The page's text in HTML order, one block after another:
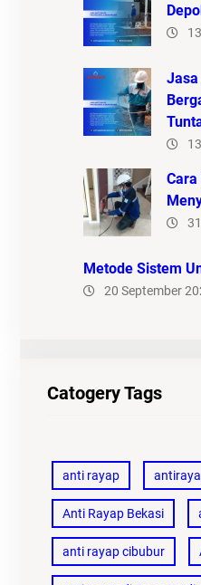
Jasa
Metode Sistem
20 September
Catogery Tags
anti rayap
Anti Rayap Bekasi
anti rayap cibubur